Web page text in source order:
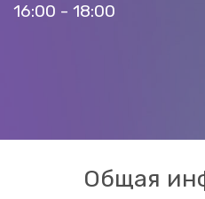
16:00 - 18:00
Общая